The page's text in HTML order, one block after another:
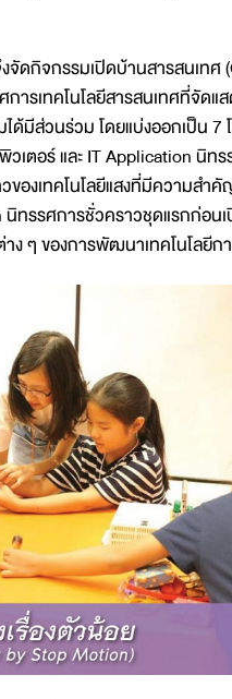
จกรรมเปิดบ้านสารสนเทศ
ารเทคโนโลยีสารสนเทศที่จัด
ด้มีส่วนร่วม โดยแบ่งออกเป็น 7
เตอร์ และ IT Application นิท
วของเทคโนโลยีแสงที่มีความส
ทรรศการชั่วคราวชุดแรกก่อ
าง ๆ ของการพัฒนาเทคโนโลยี